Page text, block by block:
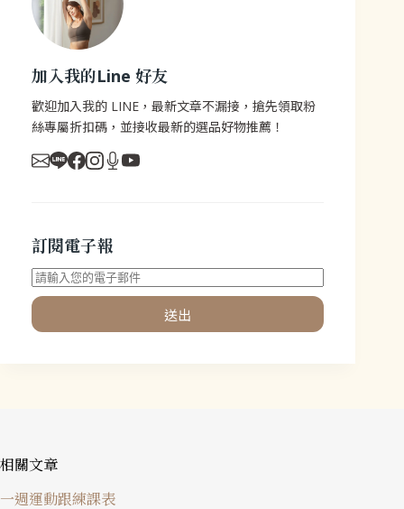
加入我的Line 好友
歡迎加入我的 LINE，最新文章不漏接，搶先領取粉
絲專屬折扣碼，並接收最新的選品好物推薦！
訂閱電子報
送出
相關文章
一週運動跟練課表